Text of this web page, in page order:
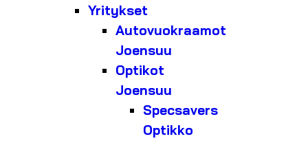
Yritykset
Autovuokraamot
Joensuu
Optikot
Joensuu
Specsavers
Optikko